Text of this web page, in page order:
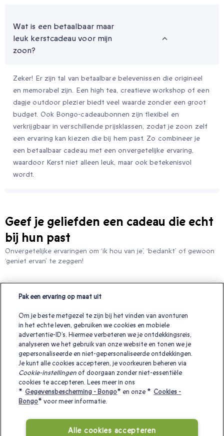
Wat is een betaalbaar maar
leuk kerstcadeau voor mijn
zoon?
Zeker! Er zijn tal van betaalbare belevenissen die origineel
en memorabel zijn. Een high tea, creatieve workshop of een
dagje outdoor plezier biedt veel waarde zonder een groot
budget. Ook Bongo-cadeaubonnen zijn flexibel en
verkrijgbaar in verschillende prijsklassen, zodat je zoon zelf
een ervaring kan kiezen die bij hem past. Zo combineer je
een betaalbaar cadeau met een onvergetelijke ervaring,
waardoor Kerst niet alleen leuk, maar ook betekenisvol
wordt.
Geef je geliefden een cadeau die echt
bij hun past
Onvergetelijke ervaringen om ‘ik hou van je’, ‘bedankt’ of gewoon
‘geniet ervan’ te zeggen!
leuk kerstcadeau voor mijn zus
kerstcadeaus voor grootouders
kerstcadeaus voor tieners in België
leuk kerstcadeau voor dochter
kerstcadeau ideeën voor kinderen in België
leuk cadeau voor mijn zus
cadeau voor mijn schoonmoeder
kerstcadeaus voor ouders in België
Pak een ervaring op maat uit
Om je beste metgezel te zijn bij het vinden van avonturen
in het echte leven, gebruiken we cookies en mobiele
advertentie-ID’s. Hiermee verbeteren we je ontdekkingsreis,
analyseren we het gebruik van onze website en tonen we je
gepersonaliseerde en niet-gepersonaliseerde ontdekkingen.
Je kunt alle cookies accepteren, je voorkeuren beheren via
Cookie-instellingen of doorgaan zonder niet-essentiële
cookies te accepteren. Lees meer in ons
* Gegevensbescherming - Bongo* en onze * Cookies -
Bongo* voor meer informatie.
Alle cookies accepteren